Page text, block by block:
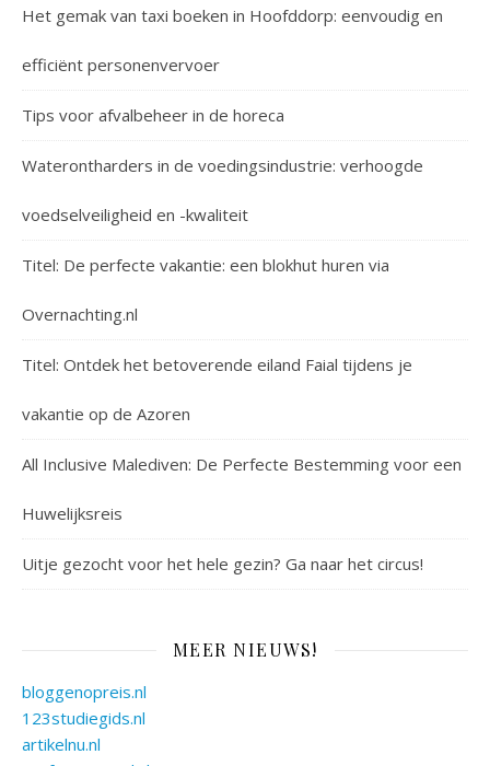
Het gemak van taxi boeken in Hoofddorp: eenvoudig en
efficiënt personenvervoer
Tips voor afvalbeheer in de horeca
Waterontharders in de voedingsindustrie: verhoogde
voedselveiligheid en -kwaliteit
Titel: De perfecte vakantie: een blokhut huren via
Overnachting.nl
Titel: Ontdek het betoverende eiland Faial tijdens je
vakantie op de Azoren
All Inclusive Malediven: De Perfecte Bestemming voor een
Huwelijksreis
Uitje gezocht voor het hele gezin? Ga naar het circus!
MEER NIEUWS!
bloggenopreis.nl
123studiegids.nl
artikelnu.nl